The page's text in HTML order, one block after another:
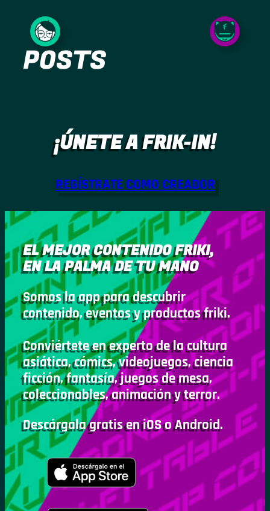
contenido
POSTS
¡ÚNETE A FRIK-IN!
REGÍSTRATE COMO CREADOR
EL MEJOR CONTENIDO FRIKI,
EN LA PALMA DE TU MANO
Somos la app para descubrir
contenido, eventos y productos friki.
Conviértete en experto de la cultura
asiática, cómics, videojuegos, ciencia
ficción, fantasía, juegos de mesa,
coleccionables, animación y terror.
Descárgala gratis en iOS o Android.